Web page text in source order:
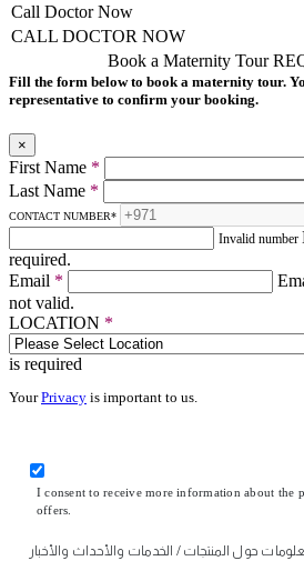
Call Doctor Now
CALL DOCTOR NOW
Book a Maternity Tour
Fill the form below to book a maternity tour.
representative to confirm your booking.
×
First Name *
Last Name *
CONTACT NUMBER*
Invalid number
required.
Email *
not valid.
LOCATION *
is required
YourPrivacy is important to us.
I consent to receive more information about the
offers.
حول المنتجات / الخدمات والأحداث والأخبار